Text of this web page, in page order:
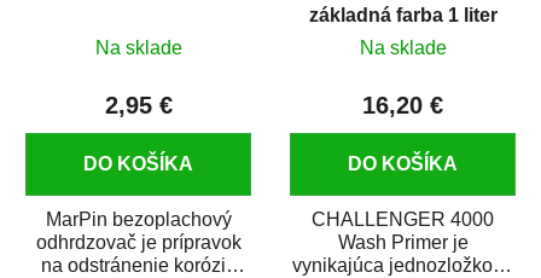
Na sklade
2,95 €
DO KOŠÍKA
MarPin bezoplachový
odhrdzovač je prípravok
na odstránenie korózie
základná farba 1 liter
Na sklade
16,20 €
DO KOŠÍKA
CHALLENGER 4000
Wash Primer je
vynikajúca jednozložková